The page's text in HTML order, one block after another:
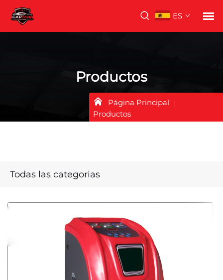
ES
Productos
Página Principal
Productos
Todas las categorias